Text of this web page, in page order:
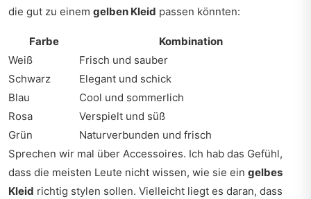
die gut zu einem gelben Kleid passen könnten:
Farbe
Kombination
Weiß
Frisch und sauber
Schwarz
Elegant und schick
Blau
Cool und sommerlich
Rosa
Verspielt und süß
Grün
Naturverbunden und frisch
Sprechen wir mal über Accessoires. Ich hab das Gefühl,
dass die meisten Leute nicht wissen, wie sie ein gelbes
Kleid richtig stylen sollen. Vielleicht liegt es daran, dass